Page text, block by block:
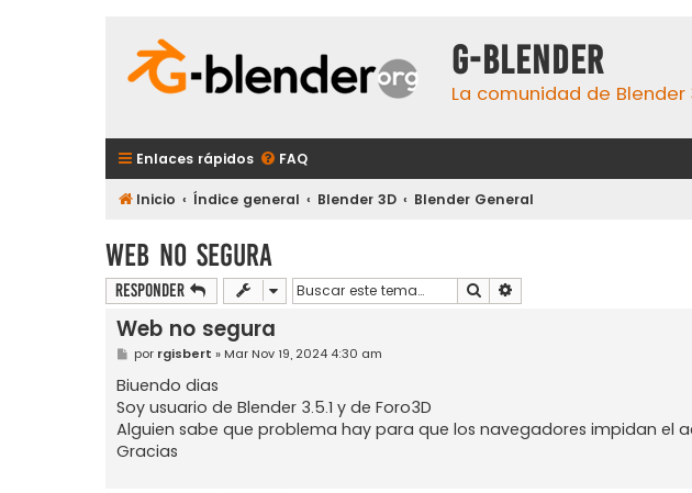
G-Blender
La comunidad de Blender
Enlaces rápidos FAQ
Inicio Índice general Blender 3D Blender General
Web no segura
Responder Buscar
Web no segura
M
e
n
s
a
j
e
por rgisbert » Mar Nov 19, 2024 4:30 am
Biuendo dias
Soy usuario de Blender 3.5.1 y de Foro3D
Alguien sabe que problema hay para que los navegadores impidan el
Gracias